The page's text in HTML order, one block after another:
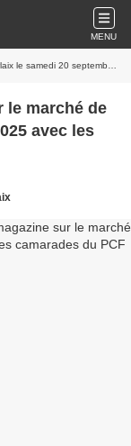
MENU
avec les camarades du PCF Morlaix
le marché de
avec les